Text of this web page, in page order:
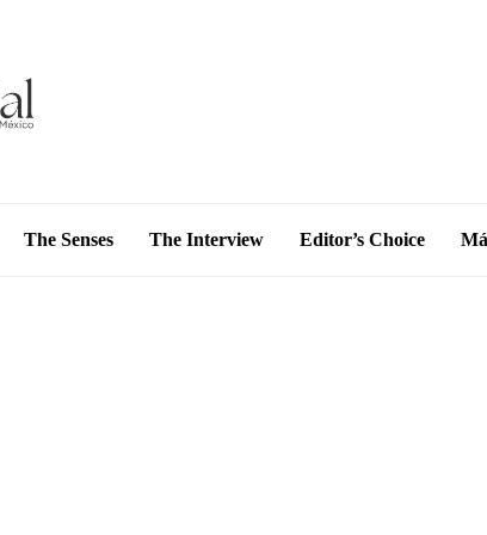
The Senses The Interview Editor’s Choice